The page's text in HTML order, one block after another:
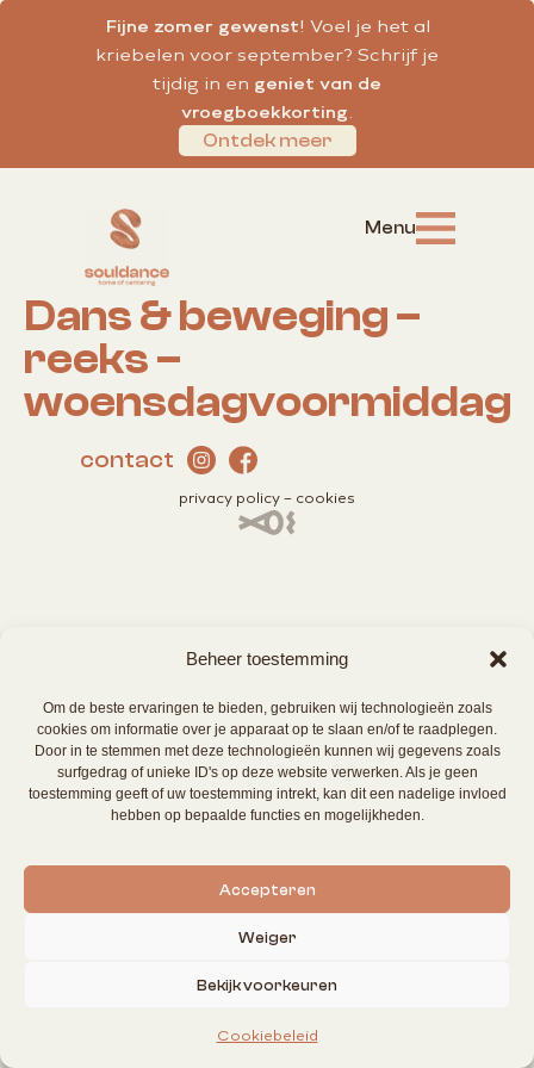
Beheer toestemming
Om de beste ervaringen te bieden, gebruiken wij technologieën zoals
cookies om informatie over je apparaat op te slaan en/of te raadplegen.
Door in te stemmen met deze technologieën kunnen wij gegevens zoals
surfgedrag of unieke ID's op deze website verwerken. Als je geen
toestemming geeft of uw toestemming intrekt, kan dit een nadelige invloed
hebben op bepaalde functies en mogelijkheden.
Accepteren
Weiger
Bekijk voorkeuren
Cookiebeleid
Fijne zomer gewenst! Voel je het al
kriebelen voor september? Schrijf je
tijdig in en geniet van de
vroegboekkorting.
Ontdek meer
Dans & beweging –
reeks –
woensdagvoormiddag
contact
privacy policy – cookies